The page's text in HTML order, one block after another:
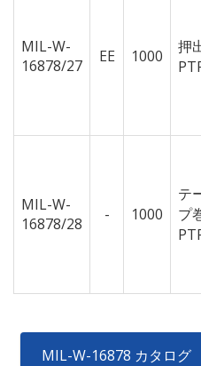
MIL-W-
16878/27
EE 1000
押
MIL-W-
16878/28
- 1000
テ
プ
MIL-W-16878 カタログ